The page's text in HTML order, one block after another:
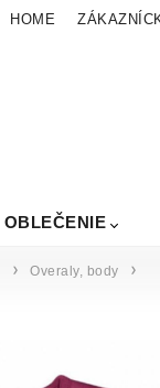
HOME
OBLEČENIE
Overaly, body